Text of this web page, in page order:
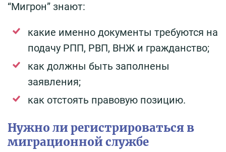
“Мигрон” знают:
какие именно документы требуются на
подачу РПП, РВП, ВНЖ и гражданство;
как должны быть заполнены
заявления;
как отстоять правовую позицию.
Нужно ли регистрироваться в
миграционной службе